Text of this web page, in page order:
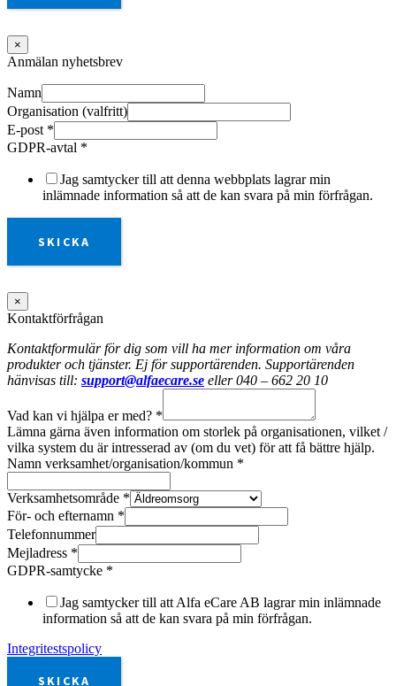
×
Anmälan nyhetsbrev
Namn
Organisation (valfritt)
E-post *
GDPR-avtal *
Jag samtycker till att denna webbplats lagrar min
inlämnade information så att de kan svara på min förfrågan.
SKICKA
×
Kontaktförfrågan
Kontaktformulär för dig som vill ha mer information om våra
produkter och tjänster. Ej för supportärenden. Supportärenden
hänvisas till: support@alfaecare.se eller 040 – 662 20 10
Vad kan vi hjälpa er med? *
Lämna gärna även information om storlek på organisationen, vilket /
vilka system du är intresserad av (om du vet) för att få bättre hjälp.
Namn verksamhet/organisation/kommun *
Verksamhetsområde *
För- och efternamn *
Telefonnummer
Mejladress *
GDPR-samtycke *
Jag samtycker till att Alfa eCare AB lagrar min inlämnade
information så att de kan svara på min förfrågan.
Integritestspolicy
SKICKA